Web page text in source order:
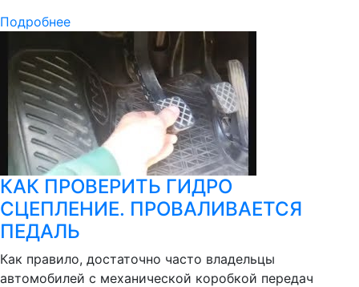
Подробнее
КАК ПРОВЕРИТЬ ГИДРО
СЦЕПЛЕНИЕ. ПРОВАЛИВАЕТСЯ
ПЕДАЛЬ
Как правило, достаточно часто владельцы
автомобилей с механической коробкой передач